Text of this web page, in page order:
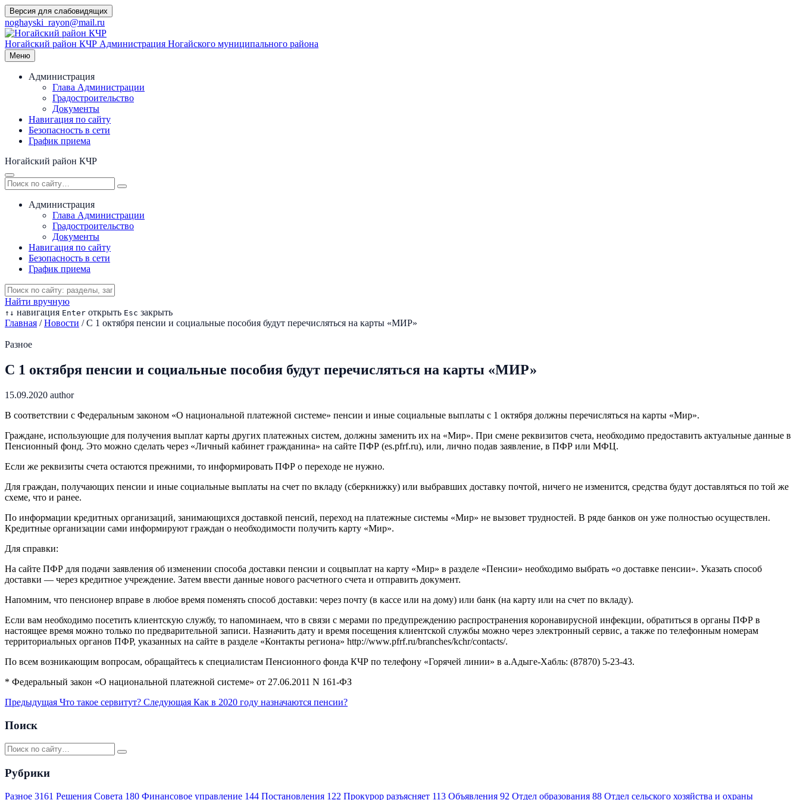
Перейти
к
содержимому
Версия для слабовидящих
noghayski_rayon@mail.ru
Ногайский район КЧР Администрация Ногайского муниципального района
Меню
Администрация
Глава Администрации
Градостроительство
Документы
Навигация по сайту
Безопасность в сети
График приема
Ногайский район КЧР
Администрация
Глава Администрации
Градостроительство
Документы
Навигация по сайту
Безопасность в сети
График приема
Найти вручную
↑ ↓ навигация Enter открыть Esc закрыть
Главная / Новости / C 1 октября пенсии и социальные пособия будут перечисляться на карты «МИР»
Разное
C 1 октября пенсии и социальные пособия будут перечисляться на карты «МИР»
15.09.2020 author
В соответствии с Федеральным законом «О национальной платежной системе» пенсии и иные социальные выплаты с 1 октября должны перечисляться на карты «Мир».
Граждане, использующие для получения выплат карты других платежных систем, должны заменить их на «Мир». При смене реквизитов счета, необходимо предоставить актуальные данные в
Пенсионный фонд. Это можно сделать через «Личный кабинет гражданина» на сайте ПФР (es.pfrf.ru), или, лично подав заявление, в ПФР или МФЦ.
Если же реквизиты счета остаются прежними, то информировать ПФР о переходе не нужно.
Для граждан, получающих пенсии и иные социальные выплаты на счет по вкладу (сберкнижку) или выбравших доставку почтой, ничего не изменится, средства будут доставляться по той же
схеме, что и ранее.
По информации кредитных организаций, занимающихся доставкой пенсий, переход на платежные системы «Мир» не вызовет трудностей. В ряде банков он уже полностью осуществлен.
Кредитные организации сами информируют граждан о необходимости получить карту «Мир».
Для справки:
На сайте ПФР для подачи заявления об изменении способа доставки пенсии и соцвыплат на карту «Мир» в разделе «Пенсии» необходимо выбрать «о доставке пенсии». Указать способ
доставки — через кредитное учреждение. Затем ввести данные нового расчетного счета и отправить документ.
Напомним, что пенсионер вправе в любое время поменять способ доставки: через почту (в кассе или на дому) или банк (на карту или на счет по вкладу).
Если вам необходимо посетить клиентскую службу, то напоминаем, что в связи с мерами по предупреждению распространения коронавирусной инфекции, обратиться в органы ПФР в
настоящее время можно только по предварительной записи. Назначить дату и время посещения клиентской службы можно через электронный сервис, а также по телефонным номерам
территориальных органов ПФР, указанных на сайте в разделе «Контакты региона» http://www.pfrf.ru/branches/kchr/contacts/.
По всем возникающим вопросам, обращайтесь к специалистам Пенсионного фонда КЧР по телефону «Горячей линии» в а.Адыге-Хабль: (87870) 5-23-43.
* Федеральный закон «О национальной платежной системе» от 27.06.2011 N 161-ФЗ
Предыдущая Что такое сервитут? Следующая Как в 2020 году назначаются пенсии?
Поиск
Рубрики
Разное 3161 Решения Совета 180 Финансовое управление 144 Постановления 122 Прокурор разъясняет 113 Объявления 92 Отдел образования 88 Отдел сельского хозяйства и охраны